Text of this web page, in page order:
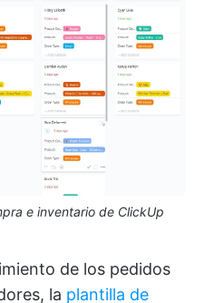
e inventario de ClickUp
de los pedidos
la plantilla de